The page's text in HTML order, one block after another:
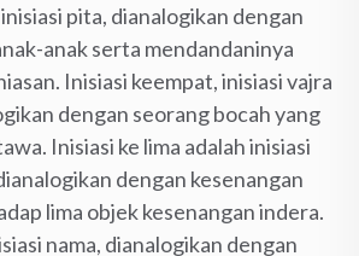
pita, dianalogikan dengan
anak serta mendandaninya
Inisiasi keempat, inisiasi vajra
dengan seorang bocah yang
Inisiasi ke lima adalah inisiasi
dengan kesenangan
lima objek kesenangan indera.
nama, dianalogikan dengan